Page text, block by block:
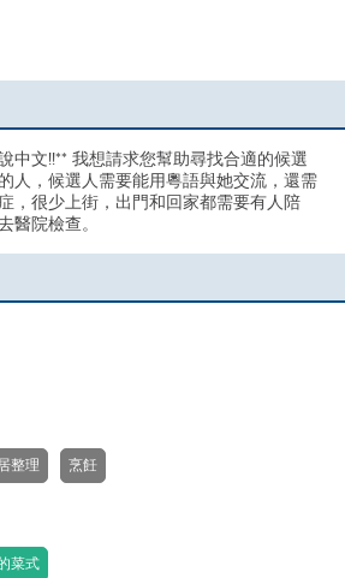
中文!!** 我想請求您幫助尋找合適的候選
人，候選人需要能用粵語與她交流，還需
，很少上街，出門和回家都需要有人陪
醫院檢查。
整理 烹飪
菜式